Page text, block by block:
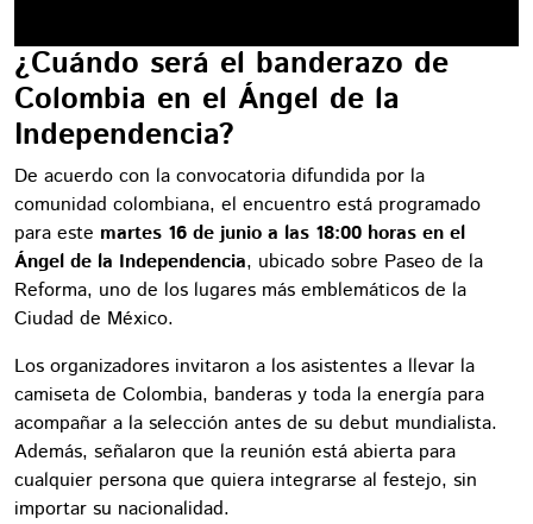
¿Cuándo será el banderazo de
Colombia en el Ángel de la
Independencia?
De acuerdo con la convocatoria difundida por la
comunidad colombiana, el encuentro está programado
para este martes 16 de junio a las 18:00 horas en el
Ángel de la Independencia, ubicado sobre Paseo de la
Reforma, uno de los lugares más emblemáticos de la
Ciudad de México.
Los organizadores invitaron a los asistentes a llevar la
camiseta de Colombia, banderas y toda la energía para
acompañar a la selección antes de su debut mundialista.
Además, señalaron que la reunión está abierta para
cualquier persona que quiera integrarse al festejo, sin
importar su nacionalidad.